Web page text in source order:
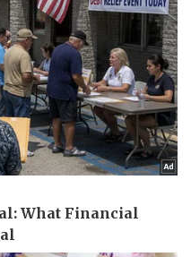
Công nghệ
Sành điệu
Tin Công nghệ
Trải nghiệm
Chuyển đổi số